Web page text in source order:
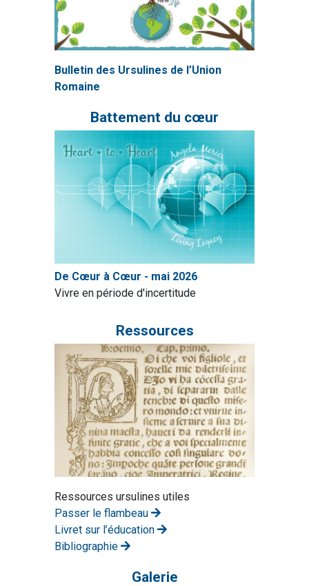
Bulletin des Ursulines de l’Union
Romaine
Battement du cœur
De Cœur à Cœur - mai 2026
Vivre en période d'incertitude
Ressources
Ressources ursulines utiles
Passer le flambeau
Livret sur l’éducation
Bibliographie
Galerie